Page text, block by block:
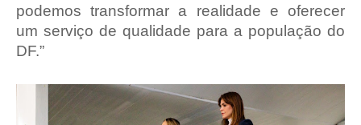
podemos transformar a realidade e oferecer
um serviço de qualidade para a população do
DF.”